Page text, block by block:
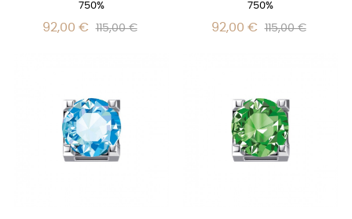
750%
92,00 € 115,00 €
750%
92,00 € 115,00 €